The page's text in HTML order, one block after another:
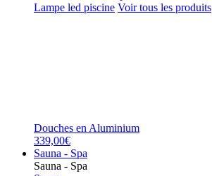
Lampe led piscine Voir tous les produits
Douches en Aluminium
339,00€
Sauna - Spa
Sauna - Spa